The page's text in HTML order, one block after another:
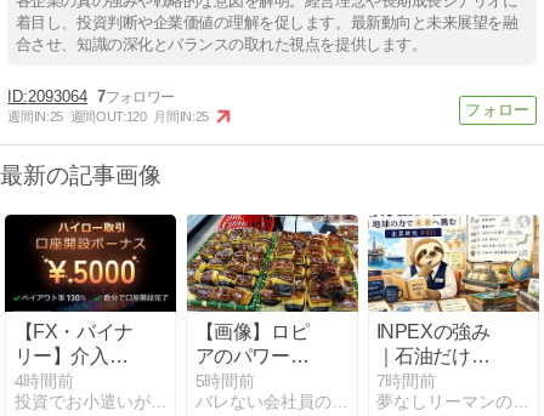
着目し、投資判断や企業価値の理解を促します。最新動向と未来展望を融
合させ、知識の深化とバランスの取れた視点を提供します。
2093064 7
週間IN:25 週間OUT:120 月間IN:25
最新の記事画像
【FX・バイナ
リー】介入相
場はザオプシ
ョンで攻略！
4時間前
投資でお小遣いが増えるブログ
【画像】ロピ
アのパワー全
開おにぎり
444円 魅力的
5時間前
バレない会社員の副業ランキング
INPEXの強み
｜石油だけじ
ゃない、日本
の未来を支え
7時間前
夢なしリーマンの資産運用ブログ - 学びながらゆっくり成長